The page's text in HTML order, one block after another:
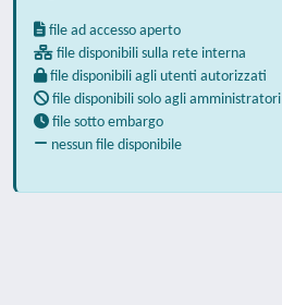
file ad accesso aperto
file disponibili sulla rete interna
file disponibili agli utenti autorizzati
file disponibili solo agli amministratori
file sotto embargo
nessun file disponibile